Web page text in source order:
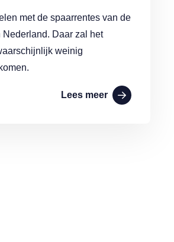
met de spaarrentes van de
Nederland. Daar zal het
weinig
Lees meer